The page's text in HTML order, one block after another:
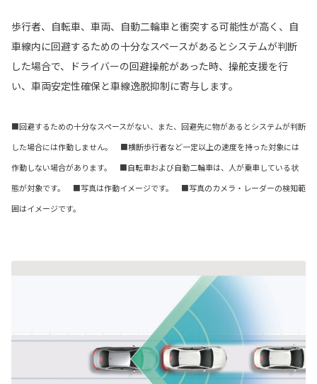
歩行者、自転車、車両、自動二輪車と衝突する可能性が高く、自
車線内に回避するための十分なスペースがあるとシステムが判断
した場合で、ドライバーの回避操舵があった時、操舵支援を行
い、車両安定性確保と車線逸脱抑制に寄与します。
■回避するための十分なスペースがない、また、回避先に物があるとシステムが判断
した場合には作動しません。 ■横断歩行者など一定以上の速度を持った対象には
作動しない場合があります。 ■自転車および自動二輪車は、人が乗車している状
態が対象です。 ■写真は作動イメージです。 ■写真のカメラ・レーダーの検知範
囲はイメージです。